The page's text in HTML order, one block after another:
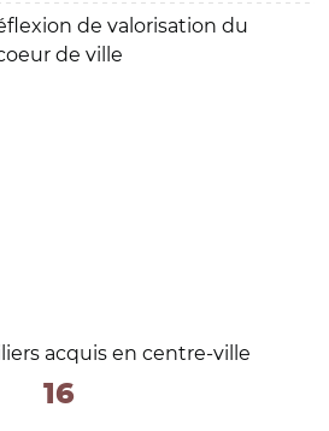
de valorisation du
de ville
acquis en centre-ville
16